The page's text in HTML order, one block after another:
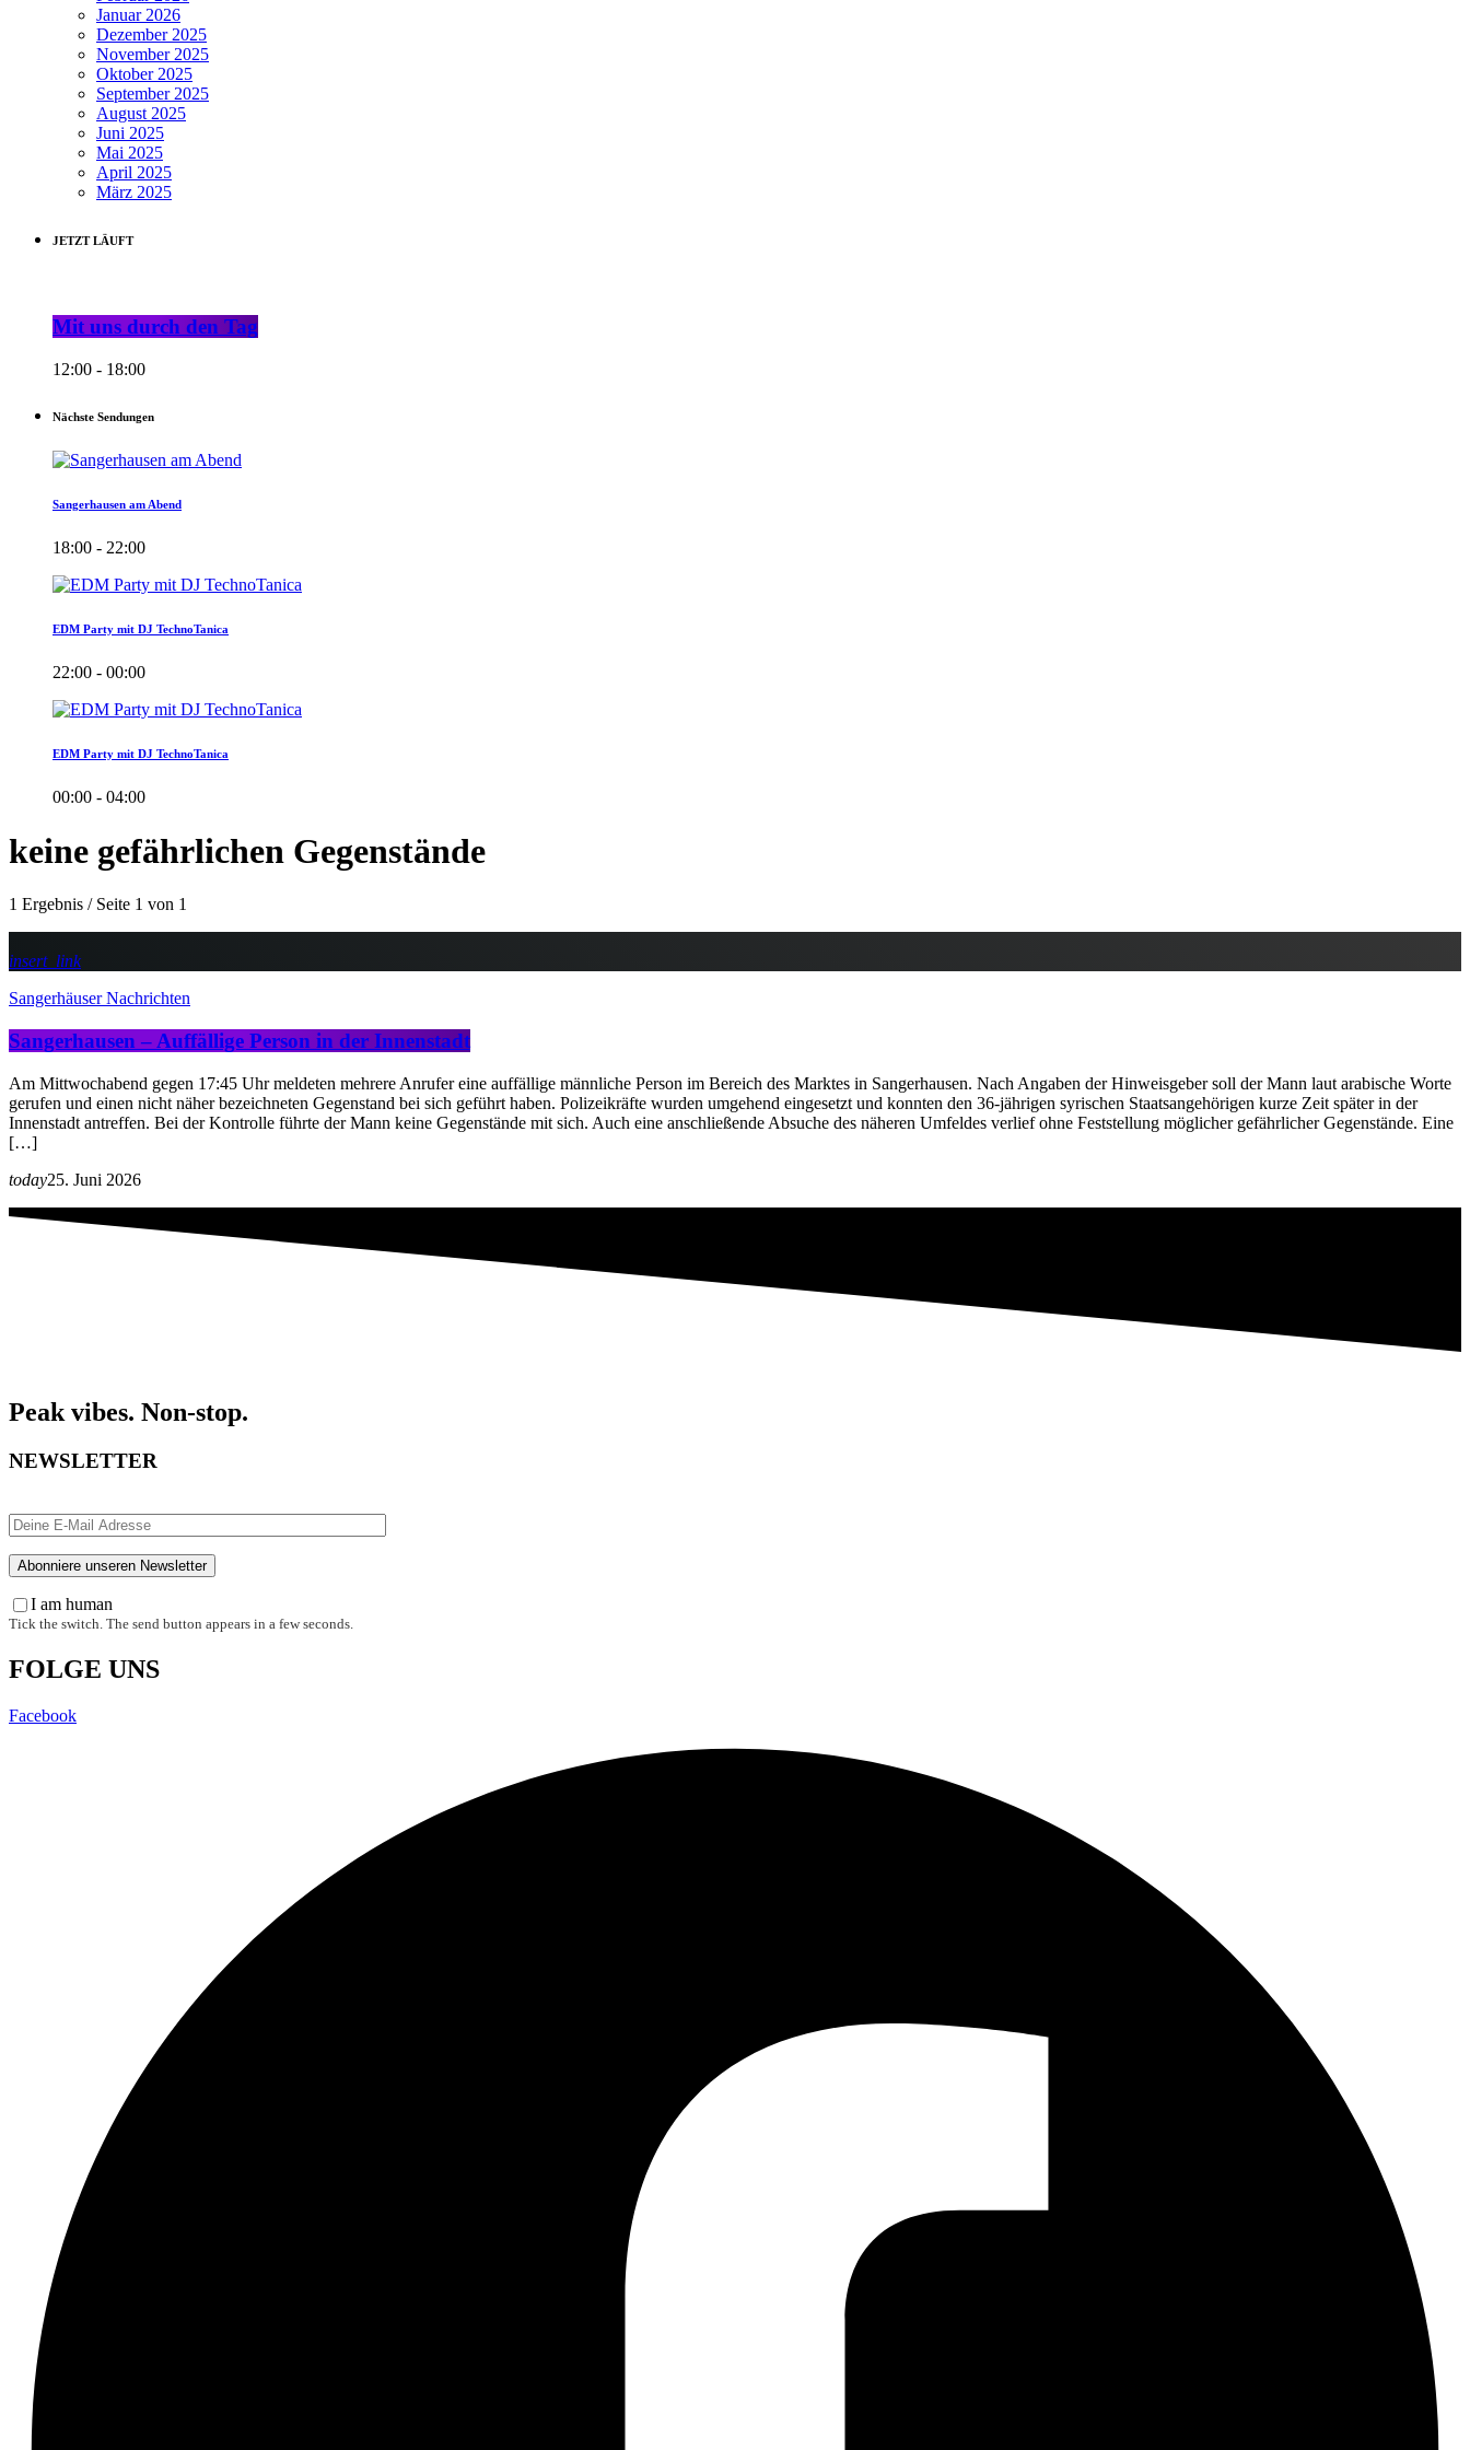
Januar 2026
Dezember 2025
November 2025
Oktober 2025
September 2025
August 2025
Juni 2025
Mai 2025
April 2025
März 2025
JETZT LÄUFT
Mit uns durch den Tag
12:00 - 18:00
Nächste Sendungen
Sangerhausen am Abend
18:00 - 22:00
EDM Party mit DJ TechnoTanica
22:00 - 00:00
EDM Party mit DJ TechnoTanica
00:00 - 04:00
keine gefährlichen Gegenstände
1 Ergebnis / Seite 1 von 1
insert_link
Sangerhäuser Nachrichten
Sangerhausen – Auffällige Person in der Innenstadt
Am Mittwochabend gegen 17:45 Uhr meldeten mehrere Anrufer eine auffällige männliche Person im Bereich des Marktes in Sangerhausen. Nach Angaben der Hinweisgeber soll der Mann laut arabische Worte
gerufen und einen nicht näher bezeichneten Gegenstand bei sich geführt haben. Polizeikräfte wurden umgehend eingesetzt und konnten den 36-jährigen syrischen Staatsangehörigen kurze Zeit später in der
Innenstadt antreffen. Bei der Kontrolle führte der Mann keine Gegenstände mit sich. Auch eine anschließende Absuche des näheren Umfeldes verlief ohne Feststellung möglicher gefährlicher Gegenstände. Eine
[…]
today25. Juni 2026
Peak vibes. Non-stop.
NEWSLETTER
I am human
Tick the switch. The send button appears in a few seconds.
FOLGE UNS
Facebook